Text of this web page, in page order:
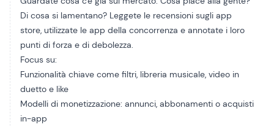
Di cosa si lamentano? Leggete le recensioni sugli app
store, utilizzate le app della concorrenza e annotate i loro
punti di forza e di debolezza.
Focus su:
Funzionalità chiave come filtri, libreria musicale, video in
duetto e like
Modelli di monetizzazione: annunci, abbonamenti o acquisti
in-app